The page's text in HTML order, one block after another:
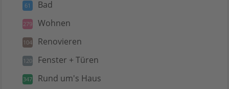
61 Bad
279 Wohnen
104 Renovieren
120 Fenster + Türen
347 Rund um's Haus